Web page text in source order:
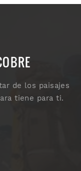
de los paisajes
tiene para ti.